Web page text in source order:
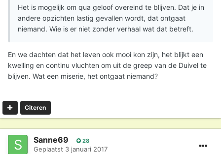
Het is mogelijk om qua geloof overeind te blijven. Dat je in
andere opzichten lastig gevallen wordt, dat ontgaat
niemand. Wie is er niet zonder verhaal wat dat betreft.
En we dachten dat het leven ook mooi kon zijn, het blijkt een
kwelling en continu vluchten om uit de greep van de Duivel te
blijven. Wat een miserie, het ontgaat niemand?
Citeren
Sanne69 28
Geplaatst 3 januari 2017